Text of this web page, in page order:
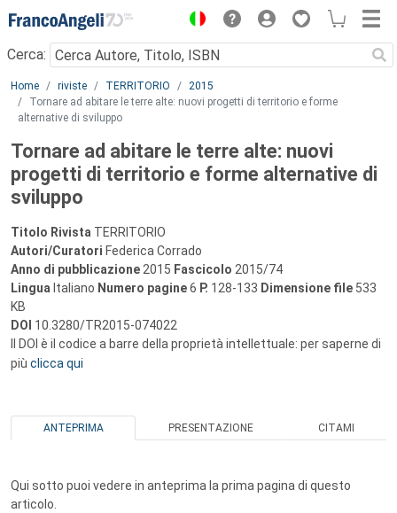
Menu
Cerca:
Main content
Home riviste TERRITORIO
2015
Tornare ad abitare le terre alte: nuovi progetti di territorio e forme
alternative di sviluppo
Tornare ad abitare le terre alte: nuovi
progetti di territorio e forme alternative di
sviluppo
Titolo Rivista TERRITORIO
Autori/Curatori Federica Corrado
Anno di pubblicazione 2015 Fascicolo 2015/74
Lingua Italiano Numero pagine6 P. 128-133 Dimensione file 533
KB
DOI 10.3280/TR2015-074022
Il DOI è il codice a barre della proprietà intellettuale: per saperne di
più clicca qui
ANTEPRIMA PRESENTAZIONE CITAMI
Qui sotto puoi vedere in anteprima la prima pagina di questo
articolo.